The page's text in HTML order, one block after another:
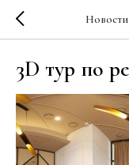
3D тур по